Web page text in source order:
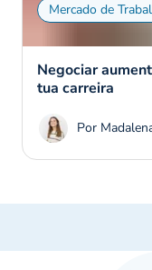
Mercado de
Negociar
tua carreira
Por